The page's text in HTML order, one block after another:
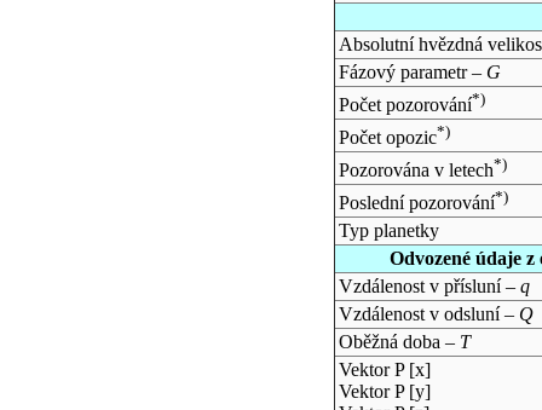
Absolutní hvězdná
Fázový parametr – G
Počet pozorování*)
Počet opozic*)
Pozorována v letech*)
Poslední pozorování*)
Typ planetky
Odvozené údaje
Vzdálenost v přísluní – q
Vzdálenost v odsluní – Q
Oběžná doba – T
Vektor P [x]
Vektor P [y]